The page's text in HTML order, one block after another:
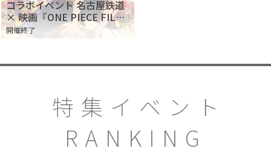
コラボイベント 名古屋鉄道
× 映画『ONE PIECE FILM
GOLD』「麦わらの一味の
スタンプ」を集め、謎を解
開催終了
特集イベント
RANKING